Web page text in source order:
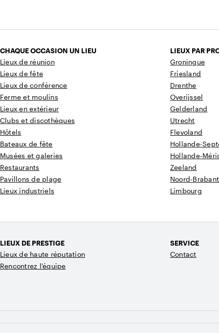
CHAQUE OCCASION UN LIEU
Lieux de réunion
Lieux de fête
Lieux de conférence
Ferme et moulins
Lieux en extérieur
Clubs et discothèques
Hôtels
Bateaux de fête
Musées et galeries
Restaurants
Pavillons de plage
Lieux industriels
LIEUX PAR
Groningue
Friesland
Drenthe
Overijssel
Gelderland
Utrecht
Flevoland
Hollande-
Hollande-
Zeeland
Noord-Brabant
Limbourg
LIEUX DE PRESTIGE
Lieux de haute réputation
Rencontrez l'équipe
SERVICE
Contact